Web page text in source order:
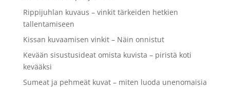
Rippijuhlan kuvaus – vinkit tärkeiden hetkien
tallentamiseen
Kissan kuvaamisen vinkit – Näin onnistut
Kevään sisustusideat omista kuvista – piristä koti
kevääksi
Sumeat ja pehmeät kuvat – miten luoda unenomaisia